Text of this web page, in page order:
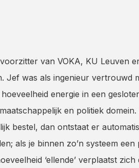
van VOKA, KU Leuven
Jef was als ingenieur vertrouwd
energie in een
en politiek
bestel, dan ontstaat er
als je binnen zo’n systeem
‘ellende’ verplaatst